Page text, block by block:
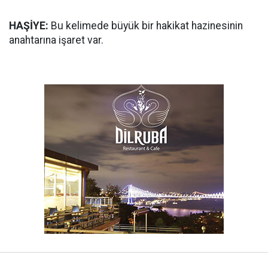
HAŞİYE: Bu kelimede büyük bir hakikat hazinesinin
anahtarına işaret var.